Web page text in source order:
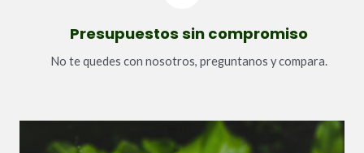
Presupuestos sin compromiso
No te quedes con nosotros, preguntanos y compara.